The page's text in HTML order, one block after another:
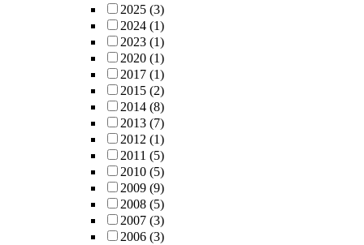
2025 (3)
2024 (1)
2023 (1)
2020 (1)
2017 (1)
2015 (2)
2014 (8)
2013 (7)
2012 (1)
2011 (5)
2010 (5)
2009 (9)
2008 (5)
2007 (3)
2006 (3)